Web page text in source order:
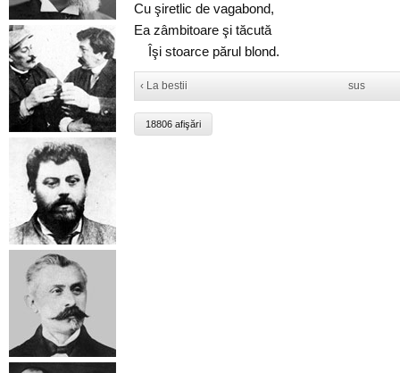
Cu şiretlic de vagabond,
Ea zâmbitoare şi tăcută
Îşi stoarce părul blond.
‹ La bestii sus
18806 afişări